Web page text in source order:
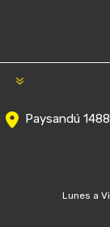
Paysandú
Lunes a